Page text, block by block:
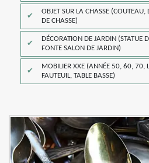
OBJET SUR LA CHASSE
DE CHASSE)
DÉCORATION DE JARDIN (STATUE
FONTE SALON DE JARDIN)
MOBILIER XXE (ANNÉE 50, 60, 70,
FAUTEUIL, TABLE BASSE)